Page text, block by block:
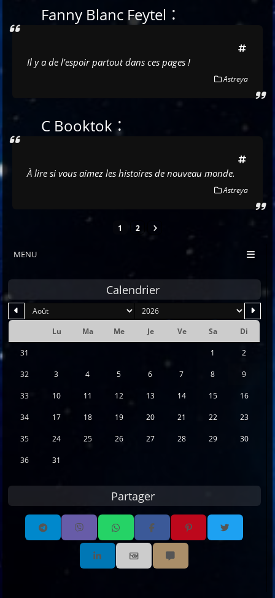
MENU
Calendrier
mois
an
Lu Ma Me Je Ve Sa Di
31 1 2
32 3 4 5 6 7 8 9
33 10 11 12 13 14 15 16
34 17 18 19 20 21 22 23
35 24 25 26 27 28 29 30
36 31
Partager
Partager par email
Fanny Blanc Feytel :
Il y a de l'espoir partout dans ces pages !
Astreya
C Booktok :
À lire si vous aimez les histoires de nouveau monde.
Astreya
1 2